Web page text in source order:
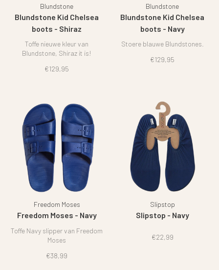
Blundstone
Blundstone Kid Chelsea
boots - Shiraz
Toffe nieuwe kleur van
Blundstone, Shiraz it is!
€129,95
Blundstone
Blundstone Kid Chelsea
boots - Navy
Stoere blauwe Blundstones.
€129,95
Freedom Moses
Freedom Moses - Navy
Toffe Navy slipper van Freedom
Moses
€38,99
Slipstop
Slipstop - Navy
€22,99